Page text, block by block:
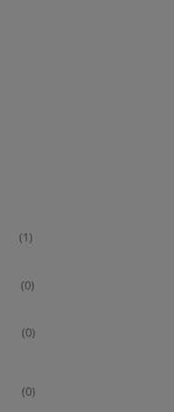
(1)
(0)
(0)
(0)